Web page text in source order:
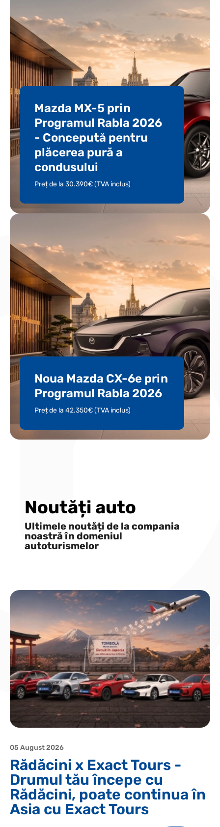
Mazda MX-5 prin
Programul Rabla 2026
- Concepută pentru
plăcerea pură a
condusului
Preț de la 30.390€ (TVA inclus)
Noua Mazda CX-6e prin
Programul Rabla 2026
Preț de la 42.350€ (TVA inclus)
Noutăți auto
Ultimele noutăți de la compania
noastră în domeniul
autoturismelor
05 August 2026
Rădăcini x Exact Tours -
Drumul tău începe cu
Rădăcini, poate continua în
Asia cu Exact Tours